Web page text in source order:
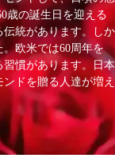
歳の誕生日を迎える
伝統があります。しか
欧米では60周年を
習慣があります。日本
ドを贈る人達が増え